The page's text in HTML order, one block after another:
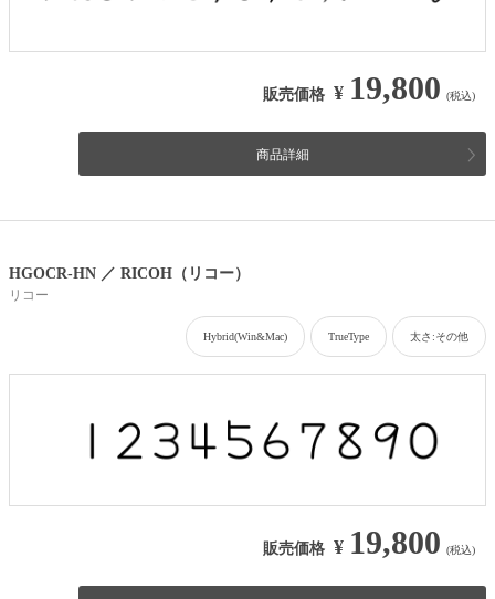
販売価格 ¥ 19,800 (税込)
商品詳細
HGOCR-HN ／ RICOH（リコー）
リコー
Hybrid(Win&Mac) TrueType 太さ:その他
販売価格 ¥ 19,800 (税込)